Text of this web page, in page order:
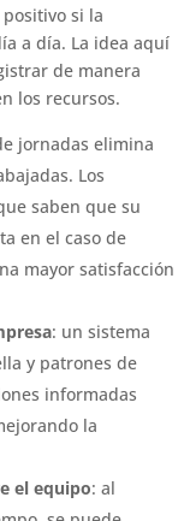
si la
a día. La idea aquí
de manera
los recursos.
jornadas elimina
Los
saben que su
en el caso de
mayor satisfacción
: un sistema
y patrones de
informadas
la
el equipo: al